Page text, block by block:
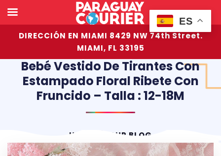
DIRECCIÓN EN MIAMI 8429 NW 74th Street.
MIAMI, FL 33195
Bebé Vestido De Tirantes Con
Estampado Floral Ribete Con
Fruncido – Talla : 12-18M
HOME OUR BLOG
ES